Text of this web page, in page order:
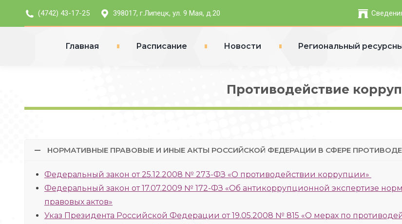
(4742) 43-17-25 398017, г.Липецк, ул. 9 Мая, д.20
Главная Расписание Новости Региональный
Противодействие
НОРМАТИВНЫЕ ПРАВОВЫЕ И ИНЫЕ АКТЫ РОССИЙСКОЙ ФЕДЕРАЦИИ В СФЕРЕ
Федеральный закон от 25.12.2008 № 273-ФЗ «О противодействии коррупции»
Федеральный закон от 17.07.2009 № 172-ФЗ «Об антикоррупционной экспертизе
правовых актов»
Указ Президента Российской Федерации от 19.05.2008 № 815 «О мерах по